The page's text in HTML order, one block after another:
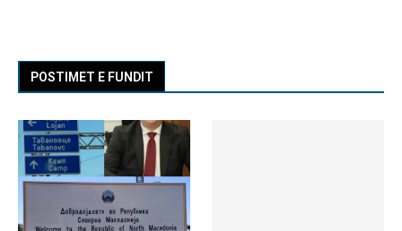
POSTIMET E FUNDIT